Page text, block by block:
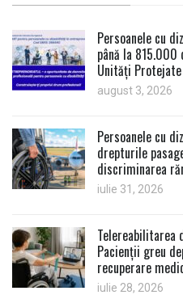
Persoanele cu
până la
Unități
august 3, 2026
Persoanele cu
drepturile
discriminarea
iulie 31, 2026
Telereabilitarea
Pacienții greu
recuperare
iulie 28, 2026